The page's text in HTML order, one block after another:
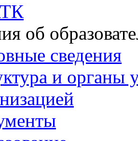
об
сведения
и органы